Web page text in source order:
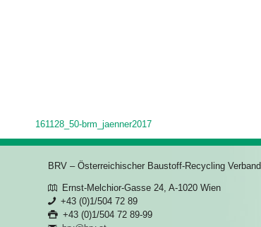
161128_50-brm_jaenner2017
BRV – Österreichischer Baustoff-Recycling Verband
Ernst-Melchior-Gasse 24, A-1020 Wien
+43 (0)1/504 72 89
+43 (0)1/504 72 89-99